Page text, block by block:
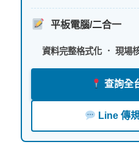
平板電腦/二合一
資料完整格式化 ． 現場
查詢全
Line 傳